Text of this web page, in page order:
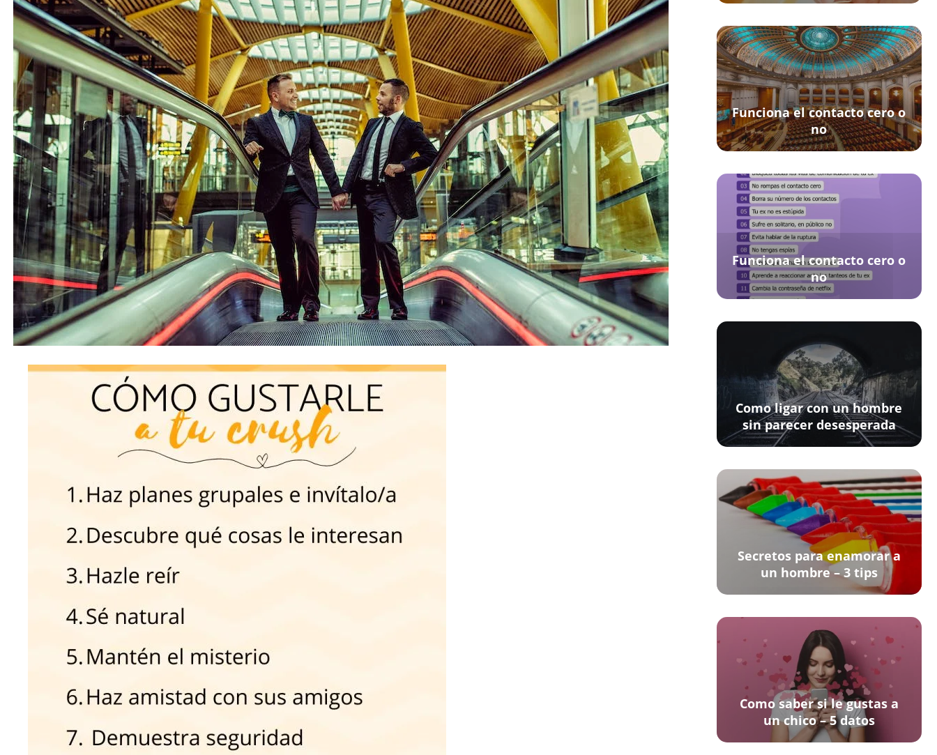
Funciona el contacto cero o
no
Funciona el contacto cero o
no
Como ligar con un hombre
sin parecer desesperada
Secretos para enamorar a
un hombre – 3 tips
Como saber si le gustas a
un chico – 5 datos